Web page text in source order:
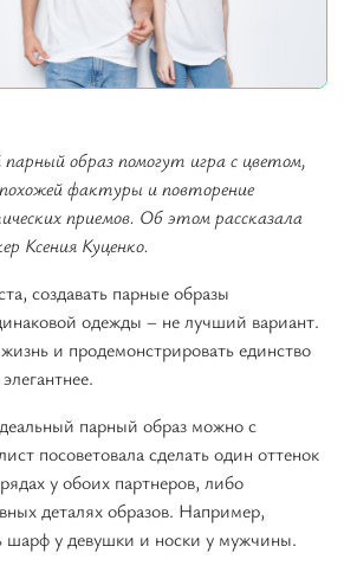
образ помогут игра с цветом,
похожей фактуры и повторение
приемов. Об этом рассказала
Ксения Куценко.
создавать парные образы
одежды – не лучший вариант.
и продемонстрировать единство
парный образ можно с
посоветовала сделать один оттенок
у обоих партнеров, либо
деталях образов. Например,
шарф у девушки и носки у мужчины.